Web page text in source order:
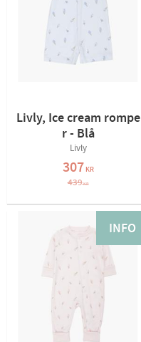
Livly, Ice cream rompe
r - Blå
Livly
307KR
439KR
INFO